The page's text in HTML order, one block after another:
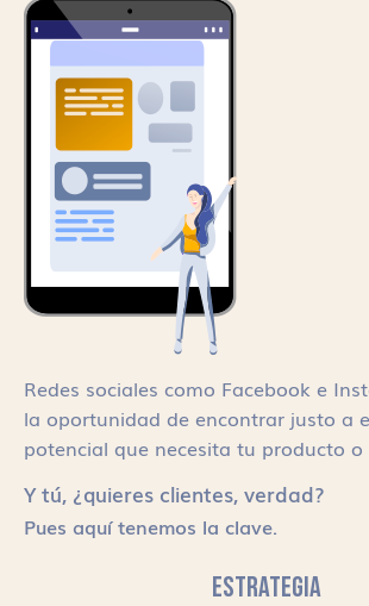
Redes sociales como Facebook e
la oportunidad de encontrar justo a
potencial que necesita tu producto
Y tú, ¿quieres clientes, verdad?
Pues aquí tenemos la clave.
ESTRATEGIA